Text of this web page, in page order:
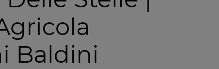
Baldini